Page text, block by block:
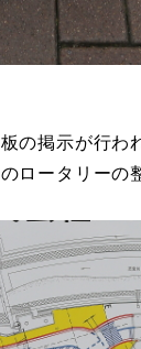
の掲示が行わ
ロータリーの